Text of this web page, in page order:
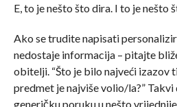
E, to je nešto što dira. I to je nešto
Ako se trudite napisati
nedostaje informacija – pitajte
obitelji. “Što je bilo najveći izazov
predmet je najviše volio/la?”
generičku poruku u nešto vrijednije.